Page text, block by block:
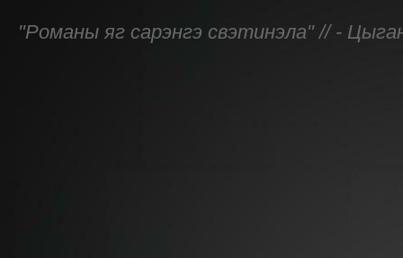
"Романы яг сарэнгэ свэтинэла" // -